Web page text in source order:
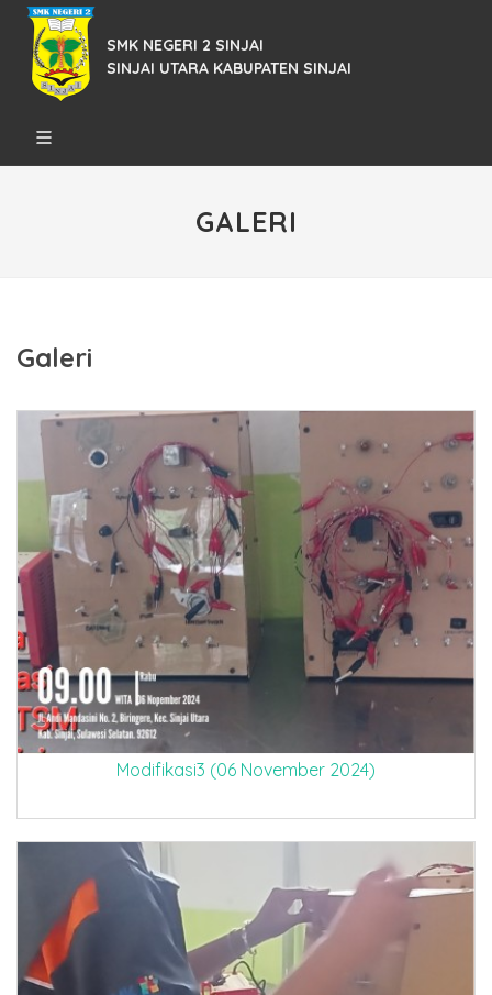
SMK NEGERI 2 SINJAI
SINJAI UTARA KABUPATEN SINJAI
GALERI
Galeri
Modifikasi3 (06 November 2024)